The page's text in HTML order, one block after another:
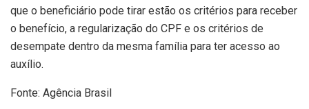
que o beneficiário pode tirar estão os critérios para receber
o benefício, a regularização do CPF e os critérios de
desempate dentro da mesma família para ter acesso ao
auxílio.
Fonte: Agência Brasil